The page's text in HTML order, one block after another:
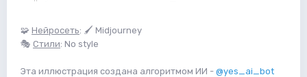
🧩 Нейросеть: 🖌 Midjourney
🎭 Стили: No style
Эта иллюстрация создана алгоритмом ИИ - @yes_ai_bot